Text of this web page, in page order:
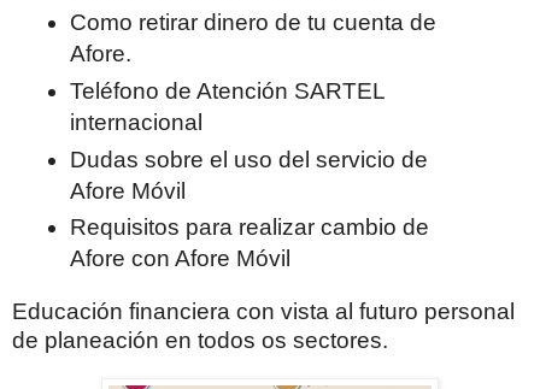
Como retirar dinero de tu cuenta de
Afore.
Teléfono de Atención SARTEL
internacional
Dudas sobre el uso del servicio de
Afore Móvil
Requisitos para realizar cambio de
Afore con Afore Móvil
Educación financiera con vista al futuro personal
de planeación en todos os sectores.